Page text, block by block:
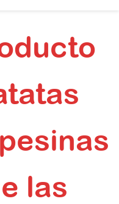
las